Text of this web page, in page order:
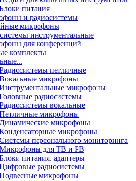
Блоки питания
и радиосистемы
микрофоны
инструментальные
для конференций
комплекты
Радиосистемы петличные
Вокальные микрофоны
Инструментальные микрофоны
Головные радиосистемы
Радиосистемы вокальные
Петличные микрофоны
Динамические микрофоны
Конденсаторные микрофоны
Системы персонального мониторинга
Микрофоны для ТВ и РВ
Блоки питания, адаптеры
Цифровые радиосистемы
Подвесные микрофоны